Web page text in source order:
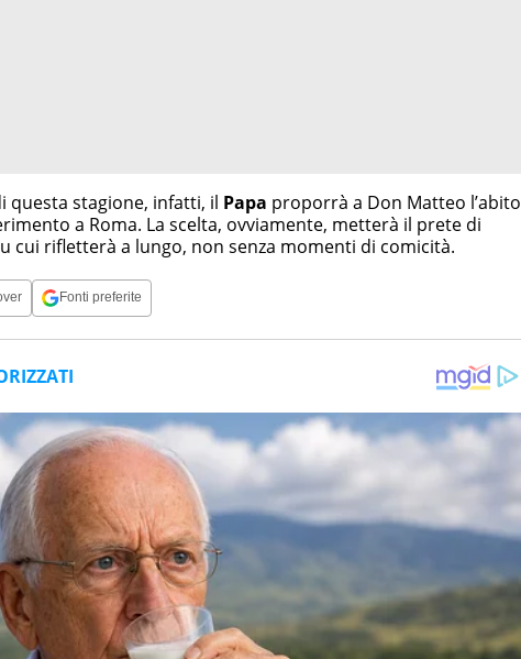
questa stagione, infatti, il Papa proporrà a Don Matteo l’abito
a Roma. La scelta, ovviamente, metterà il prete di
cui rifletterà a lungo, non senza momenti di comicità.
Fonti preferite